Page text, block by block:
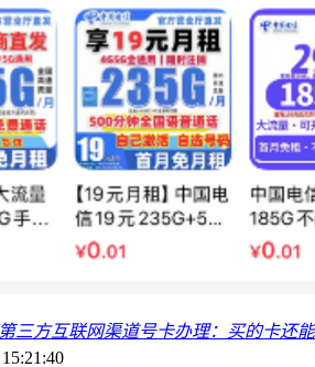
三方互联网渠道号卡办理：买的卡还